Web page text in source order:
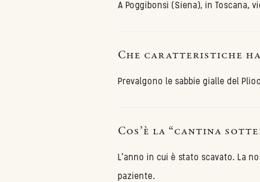
A Poggibonsi (Siena), in Toscana,
Che caratteristiche
Prevalgono le sabbie gialle del
Cos’è la “cantina
L'anno in cui è stato scavato. La
paziente.